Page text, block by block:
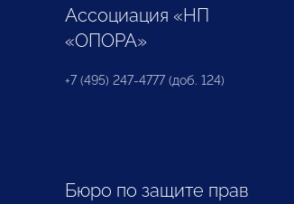
Ассоциация «НП
«ОПОРА»
+7 (495) 247-4777 (доб. 124)
Бюро по защите прав